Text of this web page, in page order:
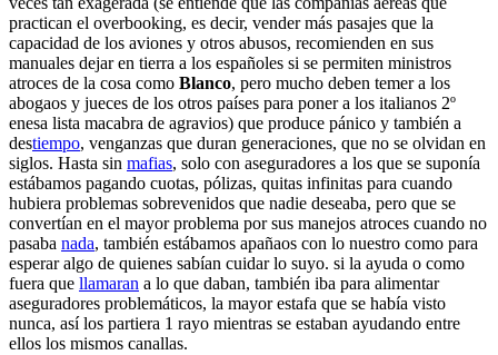
practican el overbooking, es decir, vender más pasajes que la
capacidad de los aviones y otros abusos, recomienden en sus
manuales dejar en tierra a los españoles si se permiten ministros
atroces de la cosa como Blanco, pero mucho deben temer a los
abogaos y jueces de los otros países para poner a los italianos 2º
enesa lista macabra de agravios) que produce pánico y también a
destiempo, venganzas que duran generaciones, que no se olvidan en
siglos. Hasta sin mafias, solo con aseguradores a los que se suponía
estábamos pagando cuotas, pólizas, quitas infinitas para cuando
hubiera problemas sobrevenidos que nadie deseaba, pero que se
convertían en el mayor problema por sus manejos atroces cuando no
pasaba nada, también estábamos apañaos con lo nuestro como para
esperar algo de quienes sabían cuidar lo suyo. si la ayuda o como
fuera que llamaran a lo que daban, también iba para alimentar
aseguradores problemáticos, la mayor estafa que se había visto
nunca, así los partiera 1 rayo mientras se estaban ayudando entre
ellos los mismos canallas.